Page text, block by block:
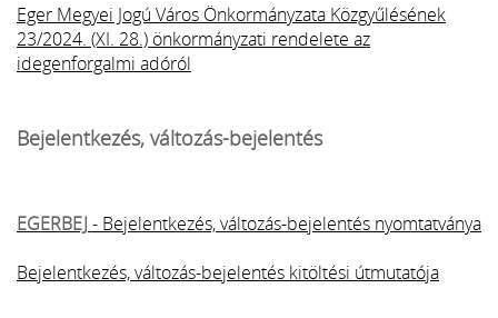
Eger Megyei Jogú Város Önkormányzata Közgyűlésének
23/2024. (XI. 28.) önkormányzati rendelete az
idegenforgalmi adóról
Bejelentkezés, változás-bejelentés
EGERBEJ - Bejelentkezés, változás-bejelentés nyomtatványa
Bejelentkezés, változás-bejelentés kitöltési útmutatója